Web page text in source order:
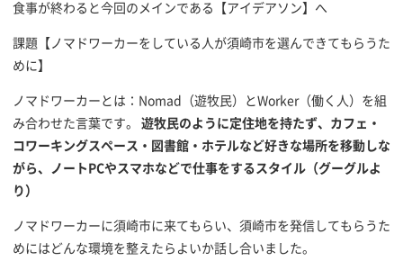
食事が終わると今回のメインである【アイデアソン】へ
課題【ノマドワーカーをしている人が須崎市を選んできてもらうた
めに】
ノマドワーカーとは：Nomad（遊牧民）とWorker（働く人）を組
み合わせた言葉です。 遊牧民のように定住地を持たず、カフェ・
コワーキングスペース・図書館・ホテルなど好きな場所を移動しな
がら、ノートPCやスマホなどで仕事をするスタイル（グーグルよ
り）
ノマドワーカーに須崎市に来てもらい、須崎市を発信してもらうた
めにはどんな環境を整えたらよいか話し合いました。